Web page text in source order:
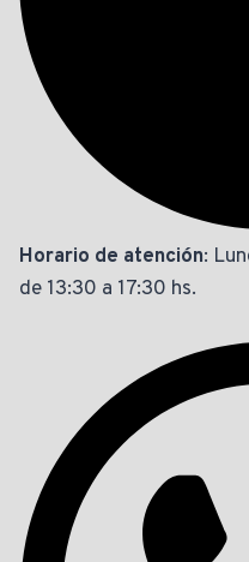
Horario de atención:
de 13:30 a 17:30 hs.